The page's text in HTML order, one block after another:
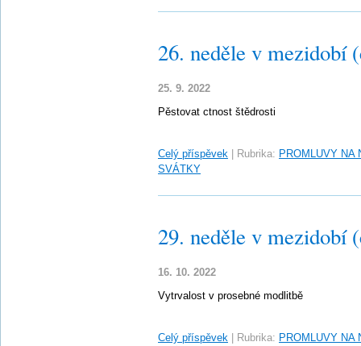
26. neděle v mezidobí
25. 9. 2022
Pěstovat ctnost štědrosti
Celý příspěvek Rubrika: PROMLUVY NA
SVÁTKY
29. neděle v mezidobí
16. 10. 2022
Vytrvalost v prosebné modlitbě
Celý příspěvek Rubrika: PROMLUVY NA